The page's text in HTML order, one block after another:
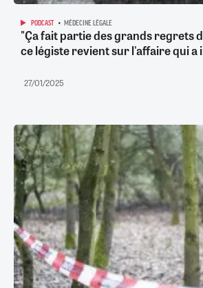
PODCAST MÉDECINE LÉGALE
"Ça fait partie des grands regrets
ce légiste revient sur l'affaire qui a
27/01/2025